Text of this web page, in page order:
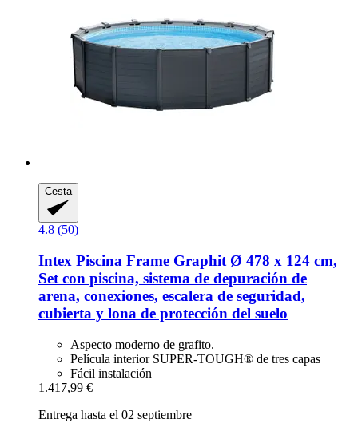
Cesta
4.8 (50)
Intex Piscina Frame Graphit Ø 478 x 124 cm,
Set con piscina, sistema de depuración de
arena, conexiones, escalera de seguridad,
cubierta y lona de protección del suelo
Aspecto moderno de grafito.
Película interior SUPER-TOUGH® de tres capas
Fácil instalación
1.417,99 €
Entrega hasta el 02 septiembre